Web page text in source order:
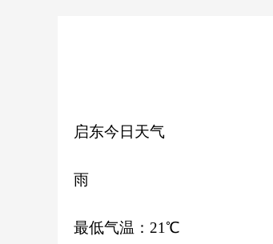
启东今日天气
雨
最低气温：21℃